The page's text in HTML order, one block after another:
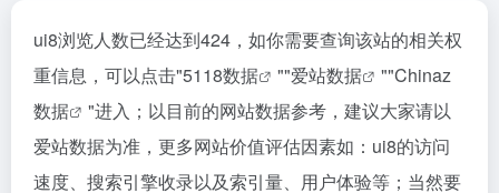
ui8浏览人数已经达到424，如你需要查询该站的相关权
重信息，可以点击"5118数据 ""爱站数据 ""Chinaz
数据
"进入；以目前的网站数据参考，建议大家请以
爱站数据为准，更多网站价值评估因素如：ui8的访问
速度、搜索引擎收录以及索引量、用户体验等；当然要